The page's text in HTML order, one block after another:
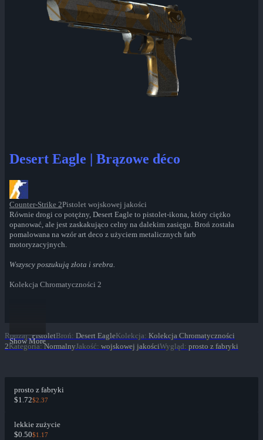
Desert Eagle | Brązowe déco
Counter-Strike 2Pistolet wojskowej jakości
Równie drogi co potężny, Desert Eagle to pistolet-ikona, który ciężko
opanować, ale jest zaskakująco celny na dalekim zasięgu. Broń została
pomalowana na wzór art deco z użyciem metalicznych farb
motoryzacyjnych.
Wszyscy poszukują złota i srebra.
Kolekcja Chromatyczności 2
Show More
Rodzaj: PistoletBroń: Desert EagleKolekcja: Kolekcja Chromatyczności
2Kategoria: NormalnyJakość: wojskowej jakościWygląd: prosto z fabryki
prosto z fabryki
$1.72$2.37
lekkie zużycie
$0.50$1.17